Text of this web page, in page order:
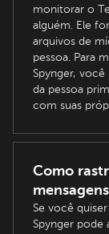
monitorar o
alguém. Ele
arquivos de
pessoa. Para
Spynger, você
da pessoa
com suas
Como
Se você
Spynger pode